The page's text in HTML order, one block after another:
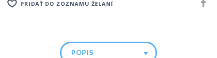
PRIDAŤ DO ZOZNAMU ŽELANÍ
POPIS